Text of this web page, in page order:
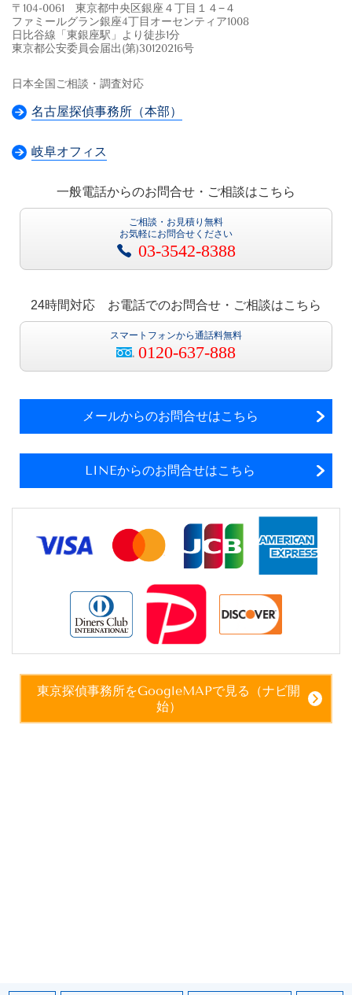
〒104-0061 東京都中央区銀座４丁目１４−４
ファミールグラン銀座4丁目オーセンティア1008
日比谷線「東銀座駅」より徒歩1分
東京都公安委員会届出(第)30120216号
日本全国ご相談・調査対応
名古屋探偵事務所（本部）
岐阜オフィス
一般電話からのお問合せ・ご相談はこちら
ご相談・お見積り無料
お気軽にお問合せください
03-3542-8388
24時間対応 お電話でのお問合せ・ご相談はこちら
スマートフォンから通話料無料
0120-637-888
メールからのお問合せはこちら
LINEからのお問合せはこちら
東京探偵事務所をGoogleMAPで見る（ナビ開
始）